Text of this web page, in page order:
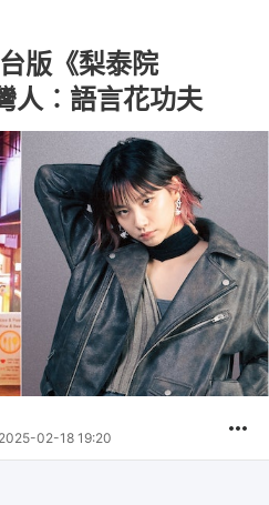
版《梨泰院
︰語言花功夫
2025-02-18 19:20